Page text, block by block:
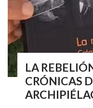
LA
CRÓNICAS